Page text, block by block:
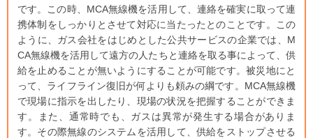
です。この時、MCA無線機を活用して、連絡を確実に取って連
携体制をしっかりとさせて対応に当たったとのことです。この
ように、ガス会社をはじめとした公共サービスの企業では、M
CA無線機を活用して遠方の人たちと連絡を取る事によって、供
給を止めることが無いようにすることが可能です。被災地にと
って、ライフライン復旧が何よりも頼みの綱です。MCA無線機
で現場に指示を出したり、現場の状況を把握することができま
す。また、通常時でも、ガスは異常が発生する場合がありま
す。その際無線のシステムを活用して、供給をストップさせる